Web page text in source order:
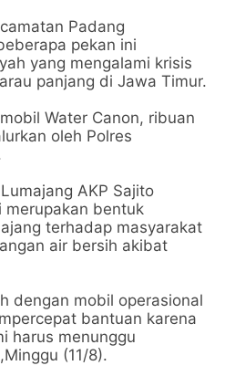
Padang
pekan ini
yang mengalami krisis
panjang di Jawa Timur.
Water Canon, ribuan
oleh Polres
AKP Sajito
merupakan bentuk
terhadap masyarakat
air bersih akibat
dengan mobil operasional
bantuan karena
harus menunggu
(11/8).